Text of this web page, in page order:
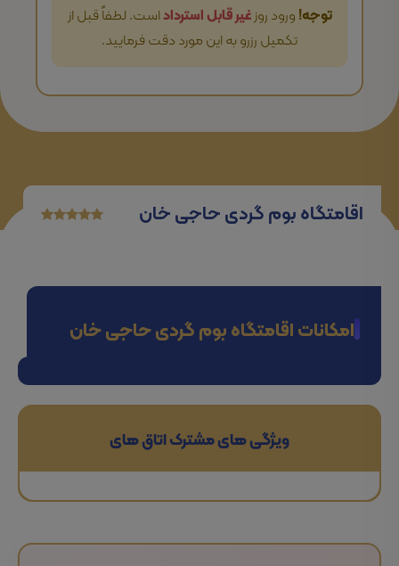
توجه!ورود روزغیر قابل استرداداست. لطفاً قبل از
تکمیل رزرو به این مورد دقت فرمایید.
اقامتگاه بوم گردی حاجی خان
امکانات اقامتگاه بوم گردی حاجی خان
ویژگی های مشترک اتاق های